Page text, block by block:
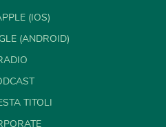
(IOS)
(ANDROID)
TITOLI